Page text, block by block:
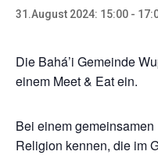
31.August 2024: 15:00 -
Die Bahá’i Gemeinde
einem Meet & Eat ein.
Bei einem
Religion kennen, die im